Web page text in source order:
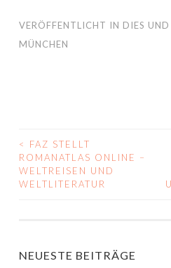
VERÖFFENTLICHT IN DIES
MÜNCHEN
BEITRAGS-
NAVIGATION
<
FAZ STELLT
ROMANATLAS ONLINE –
WELTREISEN UND
WELTLITERATUR
NEUESTE BEITRÄGE